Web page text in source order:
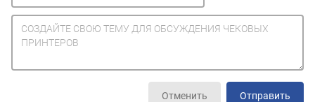
Отменить Отправить